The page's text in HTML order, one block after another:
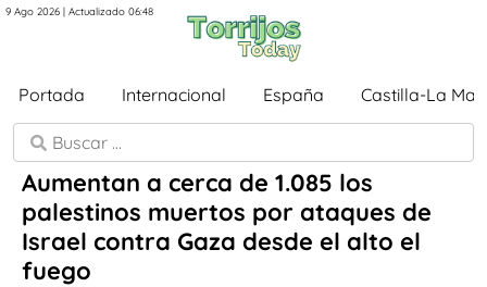
9 Ago 2026 | Actualizado 06:48
Portada Internacional España Castilla-La
Aumentan a cerca de 1.085 los
palestinos muertos por ataques de
Israel contra Gaza desde el alto el
fuego